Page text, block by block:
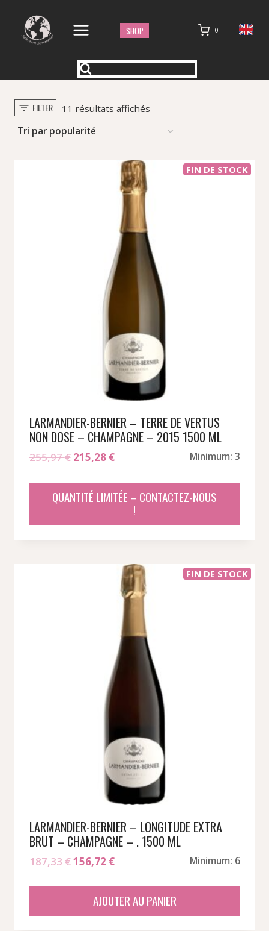
contenu
SHOP 0
FILTER 11 résultats affichésTrié
popularité
FIN DE STOCK
LARMANDIER-BERNIER – TERRE DE VERTUS
NON DOSE – CHAMPAGNE – 2015 1500 ML
255,97€ Le
initial
était :
215,28 €Le
actuel
est :
Minimum: 3
QUANTITÉ LIMITÉE – CONTACTEZ-NOUS
!
FIN DE STOCK
LARMANDIER-BERNIER – LONGITUDE EXTRA
BRUT – CHAMPAGNE – . 1500 ML
187,33€Le
était :
156,72 €Le
est :
Minimum: 6
AJOUTER AU PANIER